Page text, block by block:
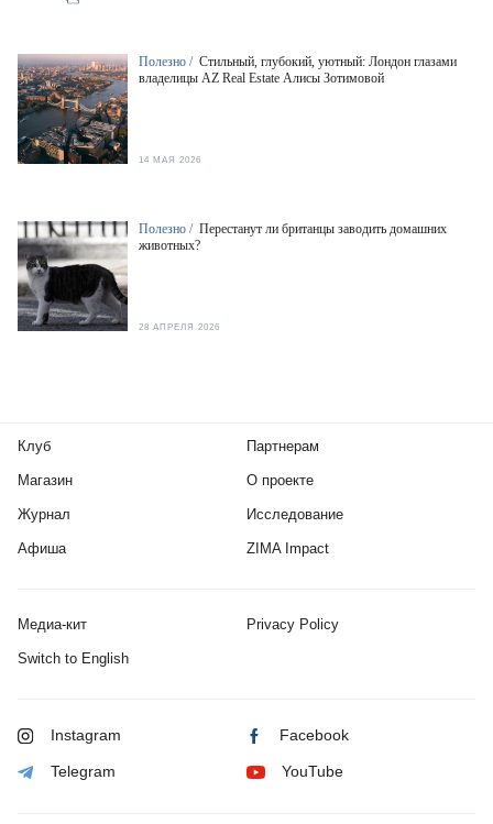
Полезно / Стильный, глубокий, уютный: Лондон глазами
владелицы AZ Real Estate Алисы Зотимовой
14 МАЯ 2026
Полезно / Перестанут ли британцы заводить домашних
животных?
28 АПРЕЛЯ 2026
Клуб
Магазин
Журнал
Афиша
Партнерам
О проекте
Исследование
ZIMA Impact
Медиа-кит Privacy Policy
Switch to English
Instagram Facebook
Telegram YouTube